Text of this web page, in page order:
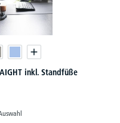
inkl. Standfüße